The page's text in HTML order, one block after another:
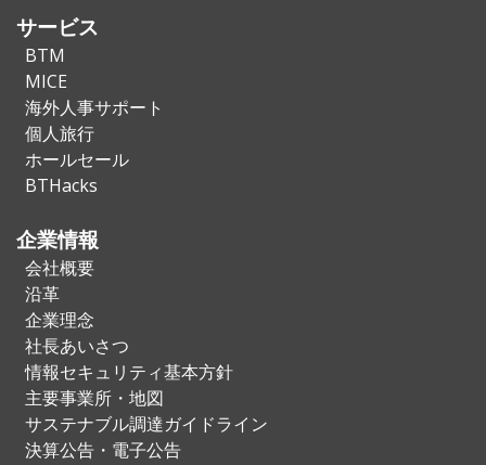
サービス
BTM
MICE
海外人事サポート
個人旅行
ホールセール
BTHacks
企業情報
会社概要
沿革
企業理念
社長あいさつ
情報セキュリティ基本方針
主要事業所・地図
サステナブル調達ガイドライン
決算公告・電子公告